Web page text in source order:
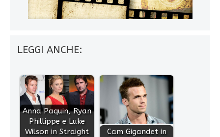
LEGGI ANCHE:
Anna Paquin, Ryan
Phillippe e Luke
Wilson in Straight
Cam Gigandet in